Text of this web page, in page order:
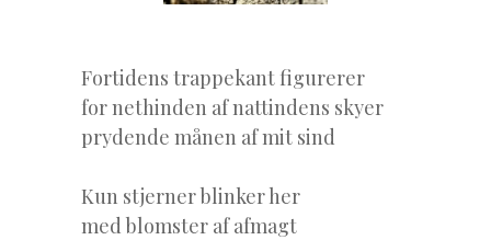
Fortidens trappekant figurerer
for nethinden af nattindens skyer
prydende månen af mit sind
Kun stjerner blinker her
med blomster af afmagt